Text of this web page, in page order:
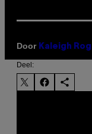
Door Kaleigh
Deel: